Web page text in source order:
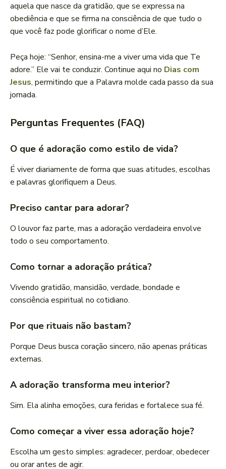
aquela que nasce da gratidão, que se expressa na
obediência e que se firma na consciência de que tudo o
que você faz pode glorificar o nome d’Ele.
Peça hoje: “Senhor, ensina-me a viver uma vida que Te
adore.” Ele vai te conduzir. Continue aqui no Dias com
Jesus, permitindo que a Palavra molde cada passo da sua
jornada.
Perguntas Frequentes (FAQ)
O que é adoração como estilo de vida?
É viver diariamente de forma que suas atitudes, escolhas
e palavras glorifiquem a Deus.
Preciso cantar para adorar?
O louvor faz parte, mas a adoração verdadeira envolve
todo o seu comportamento.
Como tornar a adoração prática?
Vivendo gratidão, mansidão, verdade, bondade e
consciência espiritual no cotidiano.
Por que rituais não bastam?
Porque Deus busca coração sincero, não apenas práticas
externas.
A adoração transforma meu interior?
Sim. Ela alinha emoções, cura feridas e fortalece sua fé.
Como começar a viver essa adoração hoje?
Escolha um gesto simples: agradecer, perdoar, obedecer
ou orar antes de agir.